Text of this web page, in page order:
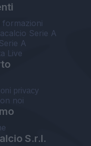
formazioni
Serie A
A
Live
privacy
noi
S.r.l.